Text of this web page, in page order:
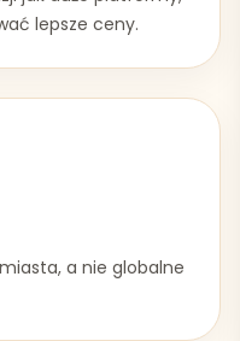
lepsze ceny.
a nie globalne